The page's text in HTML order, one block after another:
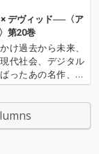
デヴィッド──〈ア
第20巻
け過去から未来、
代社会、デジタル
ったあの名作、こ
ひとつにまとめる
ーカイ奉行〉が今
ルの乱世を治め
ーカイ奉行〉と